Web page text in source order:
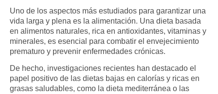
Uno de los aspectos más estudiados para garantizar una
vida larga y plena es la alimentación. Una dieta basada
en alimentos naturales, rica en antioxidantes, vitaminas y
minerales, es esencial para combatir el envejecimiento
prematuro y prevenir enfermedades crónicas.
De hecho, investigaciones recientes han destacado el
papel positivo de las dietas bajas en calorías y ricas en
grasas saludables, como la dieta mediterránea o las